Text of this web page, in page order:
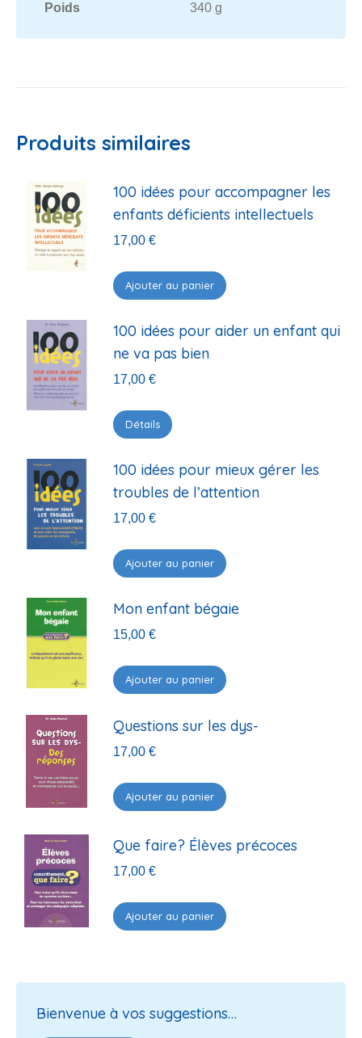
Poids 340 g
Produits similaires
100 idées pour accompagner les
enfants déficients intellectuels
17,00 €
Ajouter au panier
100 idées pour aider un enfant qui
ne va pas bien
17,00 €
Détails
100 idées pour mieux gérer les
troubles de l’attention
17,00 €
Ajouter au panier
Mon enfant bégaie
15,00 €
Ajouter au panier
Questions sur les dys-
17,00 €
Ajouter au panier
Que faire? Élèves précoces
17,00 €
Ajouter au panier
Bienvenue à vos suggestions…